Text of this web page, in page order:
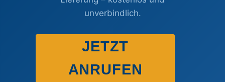
unverbindlich.
JETZT
ANRUFEN